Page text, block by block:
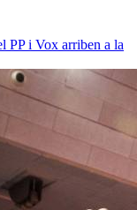
PP i Vox arriben a la